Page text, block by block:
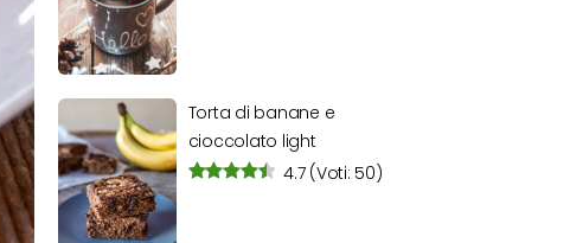
Torta di banane e
cioccolato light
4.7 (Voti: 50)